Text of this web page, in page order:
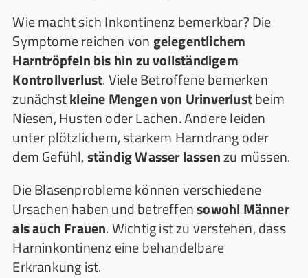
Wie macht sich Inkontinenz bemerkbar? Die
Symptome reichen vongelegentlichem
Harntröpfeln bis hin zu vollständigem
Kontrollverlust. Viele Betroffene bemerken
zunächstkleine Mengen von Urinverlustbeim
Niesen, Husten oder Lachen. Andere leiden
unter plötzlichem, starkem Harndrang oder
dem Gefühl,ständig Wasser lassenzu müssen.
Die Blasenprobleme können verschiedene
Ursachen haben und betreffensowohl Männer
als auch Frauen. Wichtig ist zu verstehen, dass
Harninkontinenz eine behandelbare
Erkrankung ist.